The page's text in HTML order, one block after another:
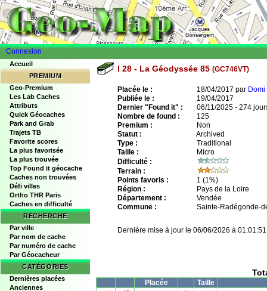
Connexion
Accueil
PREMIUM
Geo-Premium
Les Lab Caches
Attributs
Quick Géocaches
Park and Grab
Trajets TB
Favorite scores
La plus favorisée
La plus trouvée
Top Found it géocache
Caches non trouvées
Défi villes
Ortho THR Paris
Caches en difficulté
RECHERCHE
Par ville
Par nom de cache
Par numéro de cache
Par Géocacheur
CATÉGORIES
Dernières placées
Anciennes
I 28 - La Géodyssée 85 (GC746VT)
Placée le : 18/04/2017 par Domi
Publiée le :
19/04/2017
Dernier "Found it" :
06/11/2025 - 274
Nombre de found :
125
Premium :
Non
Statut :
Archived
Type :
Traditional
Taille :
Micro
Difficulté :
Terrain :
Points favoris :
1 (1%)
Région :
Pays de la Loire
Département :
Vendée
Commune :
Sainte-Radégonde-
Dernière mise à jour le 06/06/2026 à 01:01:51
Placée
Taille